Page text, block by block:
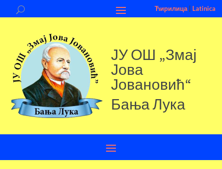
Ћирилица| Latinica
ЈУ ОШ „Змај
Јова
Јовановић“
Бања Лука